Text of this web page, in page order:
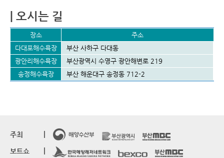
| 오시는 길
장소
주소
다대포해수욕장
부산 사하구 다대동
광안리해수욕장
부산광역시 수영구 광안해변로 219
송정해수욕장
부산 해운대구 송정동 712-2
주최
보트쇼